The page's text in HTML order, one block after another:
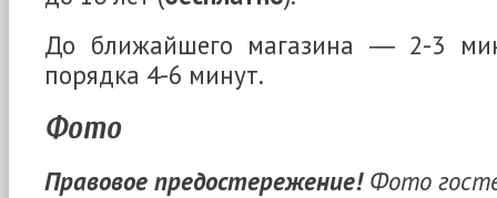
До ближайшего магазина ― 2-3
порядка 4-6 минут.
Фото
Правовое предостережение!Фото